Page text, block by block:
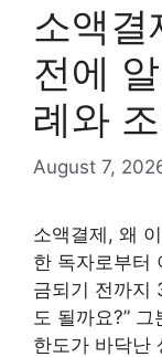
소액결
전에
례와
August 7,
소액결제, 왜
한 독자로부터
금되기 전까지
도 될까요?”
한도가 바닥난